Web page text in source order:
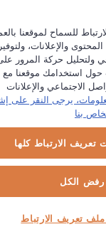
الخصوصية سياسة
facilities in 13
(i.e. Türkiye, UK, Italy, Romania, Slovakia, Poland, South Africa, Russia, Pakistan, India, Bangladesh, Thailand and China).
across the globe
للسماح لموقعنا
والإعلانات،
ولتحليل حركة المرور
استخدامك موقعنا مع
الاجتماعي والإعلانات
يرجى النقر على
بنا
تعريف الارتباط كلها
رفض الكل
تعريف الارتباط